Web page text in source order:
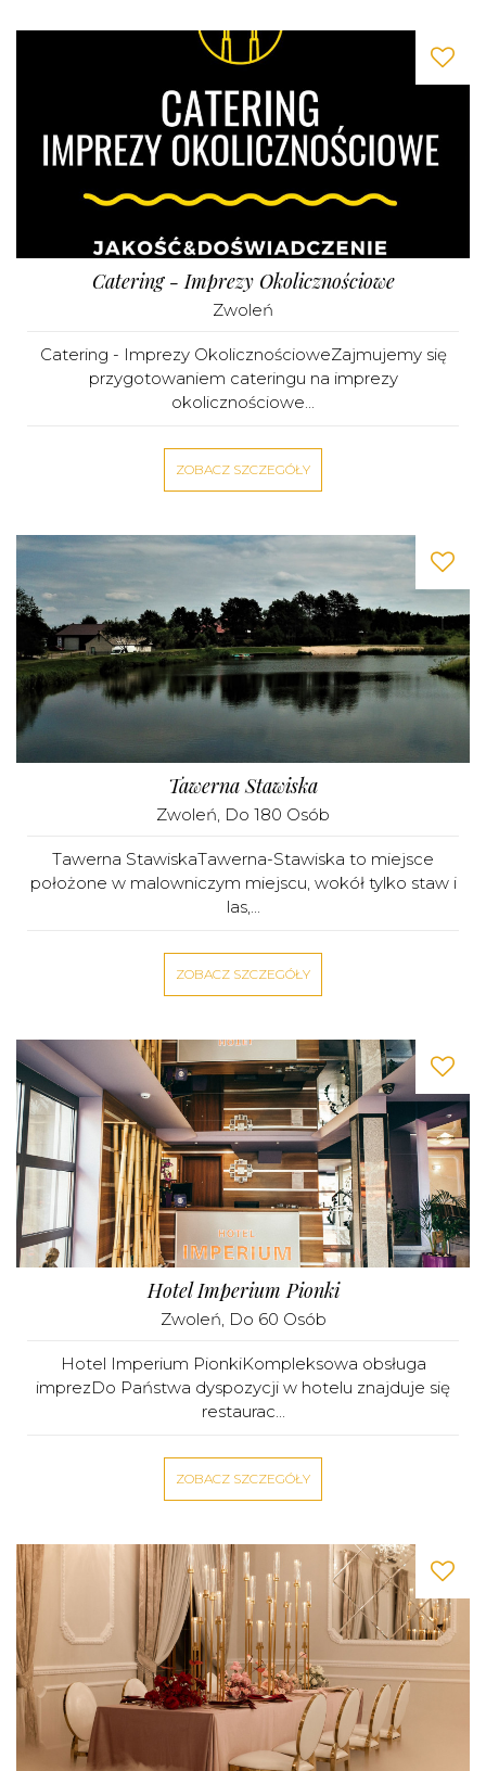
Catering - Imprezy Okolicznościowe
Zwoleń
Catering - Imprezy OkolicznościoweZajmujemy się
przygotowaniem cateringu na imprezy
okolicznościowe...
ZOBACZ SZCZEGÓŁY
Tawerna Stawiska
Zwoleń, Do 180 Osób
Tawerna StawiskaTawerna-Stawiska to miejsce
położone w malowniczym miejscu, wokół tylko staw i
las,...
ZOBACZ SZCZEGÓŁY
Hotel Imperium Pionki
Zwoleń, Do 60 Osób
Hotel Imperium PionkiKompleksowa obsługa
imprezDo Państwa dyspozycji w hotelu znajduje się
restaurac...
ZOBACZ SZCZEGÓŁY